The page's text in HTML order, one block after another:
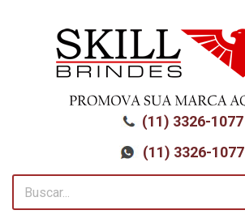
(11) 3326-1077
(11) 3326-1077